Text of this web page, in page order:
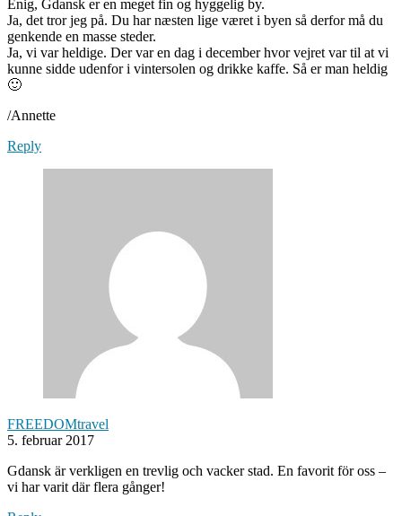
Enig, Gdansk er en meget fin og hyggelig by.
Ja, det tror jeg på. Du har næsten lige været i byen så derfor må du
genkende en masse steder.
Ja, vi var heldige. Der var en dag i december hvor vejret var til at vi
kunne sidde udenfor i vintersolen og drikke kaffe. Så er man heldig
🙂
/Annette
Reply
FREEDOMtravel
5. februar 2017
Gdansk är verkligen en trevlig och vacker stad. En favorit för oss –
vi har varit där flera gånger!